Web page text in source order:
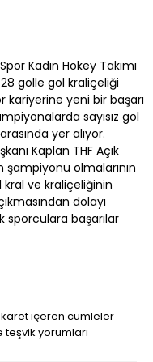
Kadın Hokey Takımı
golle gol kraliçeliği
kariyerine yeni bir başarı
sayısız gol
yer alıyor.
Kaplan THF Açık
şampiyonu olmalarının
kral ve kraliçeliğinin
dolayı
başarılar
içeren cümleler
teşvik yorumları